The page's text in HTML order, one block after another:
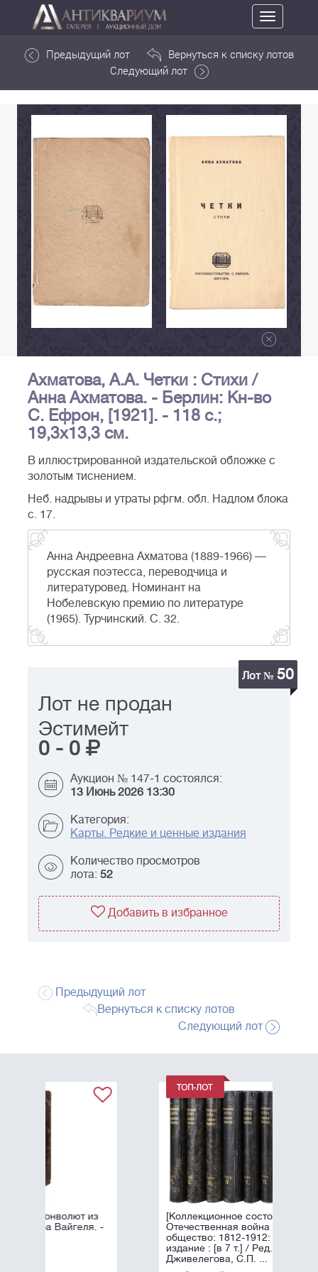
Toggle
navigation
Предыдущий лот
Вернуться к списку лотов
Следующий лот
Ахматова, А.А. Четки : Стихи /
Анна Ахматова. - Берлин: Кн-во
С. Ефрон, [1921]. - 118 с.;
19,3х13,3 см.
В иллюстрированной издательской обложке с
золотым тиснением.
Неб. надрывы и утраты рфгм. обл. Надлом блока
с. 17.
Анна Андреевна Ахматова (1889-1966) —
русская поэтесса, переводчица и
литературовед. Номинант на
Нобелевскую премию по литературе
(1965). Турчинский. С. 32.
Лот № 50
Лот не продан
Эстимейт
0 - 0
Аукцион № 147-1 состоялся:
13 Июнь 2026 13:30
Категория:
Карты. Редкие и ценные издания
Количество просмотров
лота: 52
Добавить в избранное
Предыдущий лот
Вернуться к списку лотов
Следующий лот
[Коллекционное состояние].
Отечественная война и русское
общество: 1812-1912: Юбилейное
издание : [в 7 т.] / Ред. А.К.
Дживелегова, С.П. ...